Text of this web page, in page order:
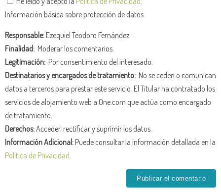
Información básica sobre protección de datos
Responsable:Ezequiel Teodoro Fernández.
Finalidad: Moderar los comentarios.
Legitimación: Por consentimiento del interesado.
Destinatarios y encargados de tratamiento: No se ceden o comunican
datos a terceros para prestar este servicio. El Titular ha contratado los
servicios de alojamiento web a One.com que actúa como encargado
de tratamiento.
Derechos:Acceder, rectificar y suprimir los datos.
Información Adicional:Puede consultar la información detallada en la
Política de Privacidad